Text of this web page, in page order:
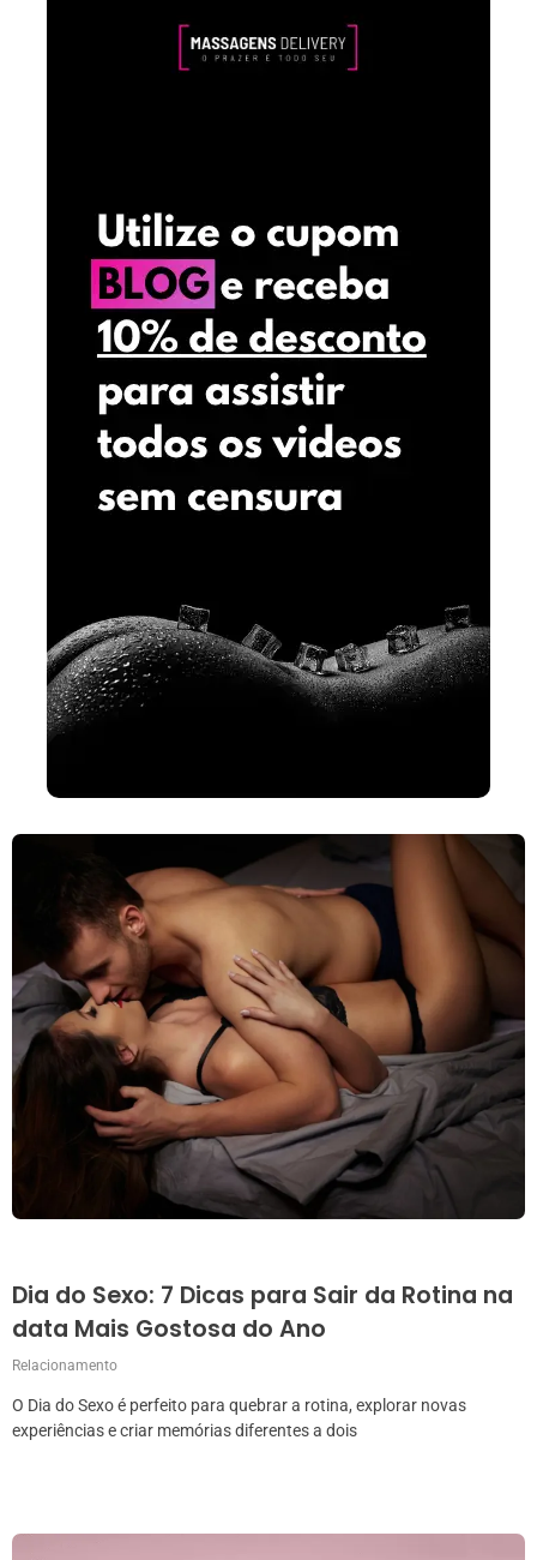
Dia do Sexo: 7 Dicas para Sair da Rotina na
data Mais Gostosa do Ano
Relacionamento
O Dia do Sexo é perfeito para quebrar a rotina, explorar novas
experiências e criar memórias diferentes a dois